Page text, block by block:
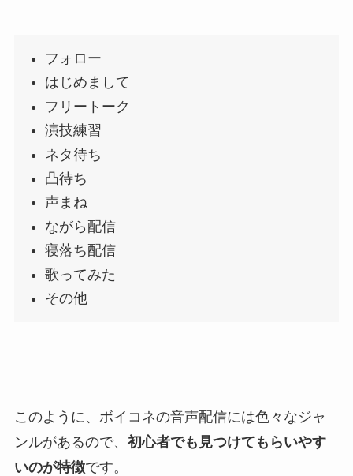
フォロー
はじめまして
フリートーク
演技練習
ネタ待ち
凸待ち
声まね
ながら配信
寝落ち配信
歌ってみた
その他
このように、ボイコネの音声配信には色々なジャ
ンルがあるので、 初心者でも見つけてもらいやす
いのが特徴です。